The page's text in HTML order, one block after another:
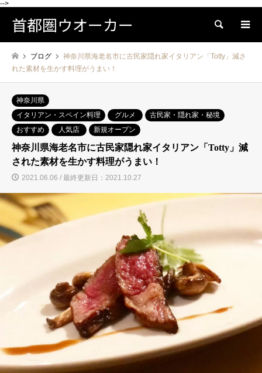
-->
首都圏ウオーカー 検索
ブログ
神奈川県海老名市に古民家隠れ家イタリアン「Totty」減さ
れた素材を生かす料理がうまい！
神奈川県
イタリアン・スペイン料理
グルメ
古民家・隠れ家・秘境
おすすめ
人気店 新規オープン
神奈川県海老名市に古民家隠れ家イタリアン「Totty」減
された素材を生かす料理がうまい！
2021.06.06 / 最終更新日：2021.10.27